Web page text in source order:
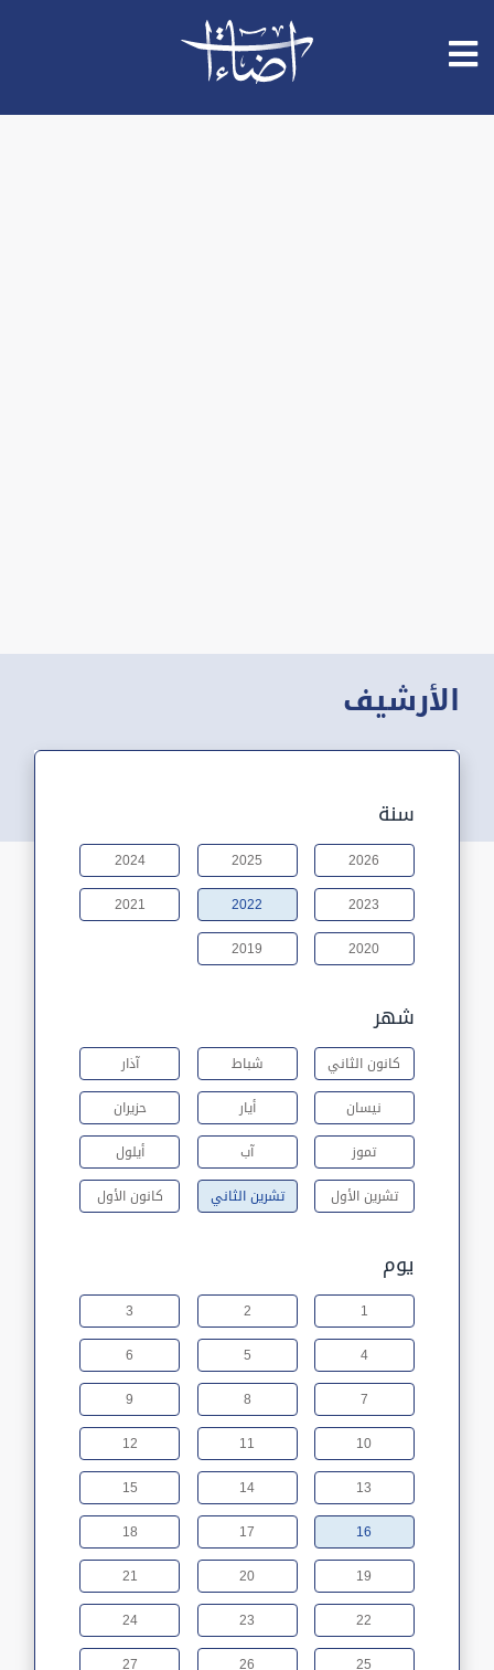
الأرشيف
سنة
2026
2025
2024
2023
2022
2021
2020
2019
شهر
كانون الثاني شباط
آذار
نيسان
أيار
حزيران
تموز
آب
أيلول
تشرين الأول
تشرين الثاني كانون الأول
يوم
1
2
3
4
5
6
7
8
9
10
11
12
13
14
15
16
17
18
19
20
21
22
23
24
25
26
27